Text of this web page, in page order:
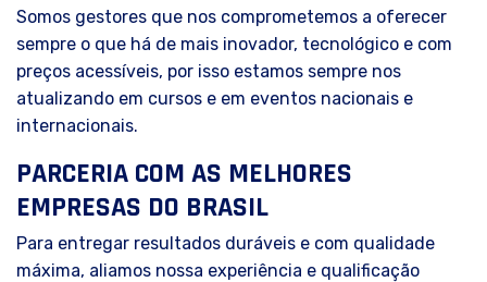
Somos gestores que nos comprometemos a oferecer
sempre o que há de mais inovador, tecnológico e com
preços acessíveis, por isso estamos sempre nos
atualizando em cursos e em eventos nacionais e
internacionais.
PARCERIA COM AS MELHORES
EMPRESAS DO BRASIL
Para entregar resultados duráveis e com qualidade
máxima, aliamos nossa experiência e qualificação